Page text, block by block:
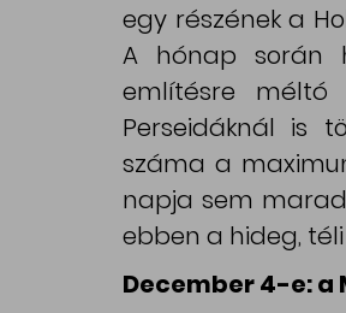
egy részének a
A hónap során
említésre méltó
Perseidáknál is
száma a
napja sem
ebben a hideg,
December 4-e: a